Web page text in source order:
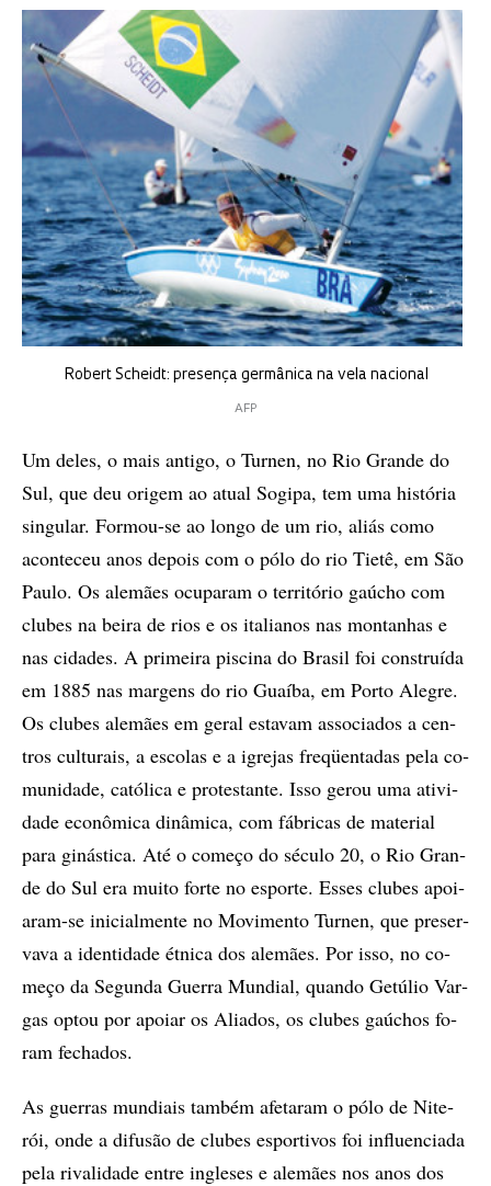
Ro­bert Scheidt: pre­sen­ça ger­mâ­ni­ca na vela na­ci­o­nal
AFP
Um de­les, o mais an­ti­go, o Tur­nen, no Rio Gran­de do
Sul, que deu ori­gem ao atu­al Sogi­pa, tem uma his­tó­ria
sin­gu­lar. For­mou-se ao lon­go de um rio, ali­ás como
acon­te­ceu anos de­pois com o pólo do rio Ti­e­tê, em São
Pau­lo. Os ale­mães ocu­pa­ram o ter­ri­tó­rio gaú­cho com
clu­bes na bei­ra de rios e os ita­li­a­nos nas mon­ta­nhas e
nas ci­da­des. A pri­mei­ra pis­ci­na do Bra­sil foi cons­tru­í­da
em 1885 nas mar­gens do rio Guaí­ba, em Por­to Ale­gre.
Os clu­bes ale­mães em ge­ral es­ta­vam as­so­ci­a­dos a cen­
tros cul­tu­rais, a es­co­las e a igre­jas fre­qüen­ta­das pela co­
mu­ni­da­de, ca­tó­li­ca e pro­tes­tan­te. Isso ge­rou uma ati­vi­
da­de eco­nô­mi­ca di­nâ­mi­ca, com fá­bri­cas de ma­te­ri­al
para gi­nás­ti­ca. Até o co­me­ço do sé­cu­lo 20, o Rio Gran­
de do Sul era mu­i­to for­te no es­por­te. Es­ses clu­bes apoi­
a­ram-se ini­ci­al­men­te no Mo­vi­men­to Tur­nen, que pre­ser­
va­va a iden­ti­da­de ét­ni­ca dos ale­mães. Por isso, no co­
me­ço da Segunda Guer­ra Mun­di­al, quan­do Ge­tú­lio Var­
gas op­tou por apoi­ar os Ali­a­dos, os clu­bes gaú­chos fo­
ram fe­cha­dos.
As guer­ras mun­di­ais tam­bém afe­ta­ram o pólo de Ni­te­
rói, onde a di­fu­são de clu­bes es­por­ti­vos foi in­­­flu­en­ci­a­da
pela ri­va­li­da­de en­tre in­gle­ses e ale­mães nos anos dos